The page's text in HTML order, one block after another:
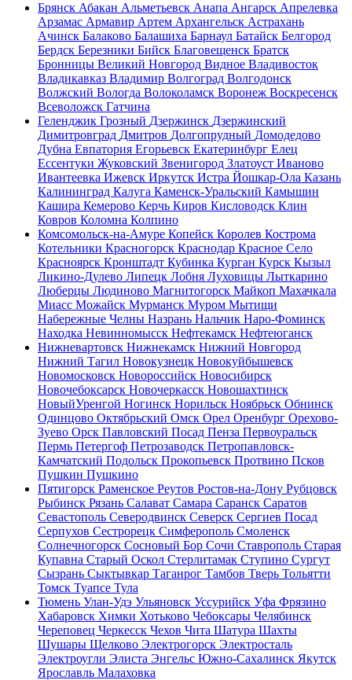
Брянск Абакан Альметьевск Анапа Ангарск Апрелевка
Арзамас Армавир Артем Архангельск Астрахань
Ачинск Балаково Балашиха Барнаул Батайск Белгород
Бердск Березники Бийск Благовещенск Братск
Бронницы Великий Новгород Видное Владивосток
Владикавказ Владимир Волгоград Волгодонск
Волжский Вологда Волоколамск Воронеж Воскресенск
Всеволожск Гатчина
Геленджик Грозный Дзержинск Дзержинский
Димитровград Дмитров Долгопрудный Домодедово
Дубна Евпатория Егорьевск Екатеринбург Елец
Ессентуки Жуковский Звенигород Златоуст Иваново
Ивантеевка Ижевск Иркутск Истра Йошкар-Ола Казань
Калининград Калуга Каменск-Уральский Камышин
Кашира Кемерово Керчь Киров Кисловодск Клин
Ковров Коломна Колпино
Комсомольск-на-Амуре Копейск Королев Кострома
Котельники Красногорск Краснодар Красное Село
Красноярск Кронштадт Кубинка Курган Курск Кызыл
Ликино-Дулево Липецк Лобня Луховицы Лыткарино
Люберцы Людиново Магнитогорск Майкоп Махачкала
Миасс Можайск Мурманск Муром Мытищи
Набережные Челны Назрань Нальчик Наро-Фоминск
Находка Невинномысск Нефтекамск Нефтеюганск
Нижневартовск Нижнекамск Нижний Новгород
Нижний Тагил Новокузнецк Новокуйбышевск
Новомосковск Новороссийск Новосибирск
Новочебоксарск Новочеркасск Новошахтинск
НовыйУренгой Ногинск Норильск Ноябрьск Обнинск
Одинцово Октябрьский Омск Орел Оренбург Орехово-
Зуево Орск Павловский Посад Пенза Первоуральск
Пермь Петергоф Петрозаводск Петропавловск-
Камчатский Подольск Прокопьевск Протвино Псков
Пушкин Пушкино
Пятигорск Раменское Реутов Ростов-на-Дону Рубцовск
Рыбинск Рязань Салават Самара Саранск Саратов
Севастополь Северодвинск Северск Сергиев Посад
Серпухов Сестрорецк Симферополь Смоленск
Солнечногорск Сосновый Бор Сочи Ставрополь Старая
Купавна Старый Оскол Стерлитамак Ступино Сургут
Сызрань Сыктывкар Таганрог Тамбов Тверь Тольятти
Томск Туапсе Тула
Тюмень Улан-Удэ Ульяновск Уссурийск Уфа Фрязино
Хабаровск Химки Хотьково Чебоксары Челябинск
Череповец Черкесск Чехов Чита Шатура Шахты
Шушары Щелково Электрогорск Электросталь
Электроугли Элиста Энгельс Южно-Сахалинск Якутск
Ярославль Малаховка